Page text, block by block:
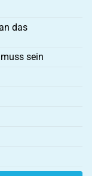
das
sein